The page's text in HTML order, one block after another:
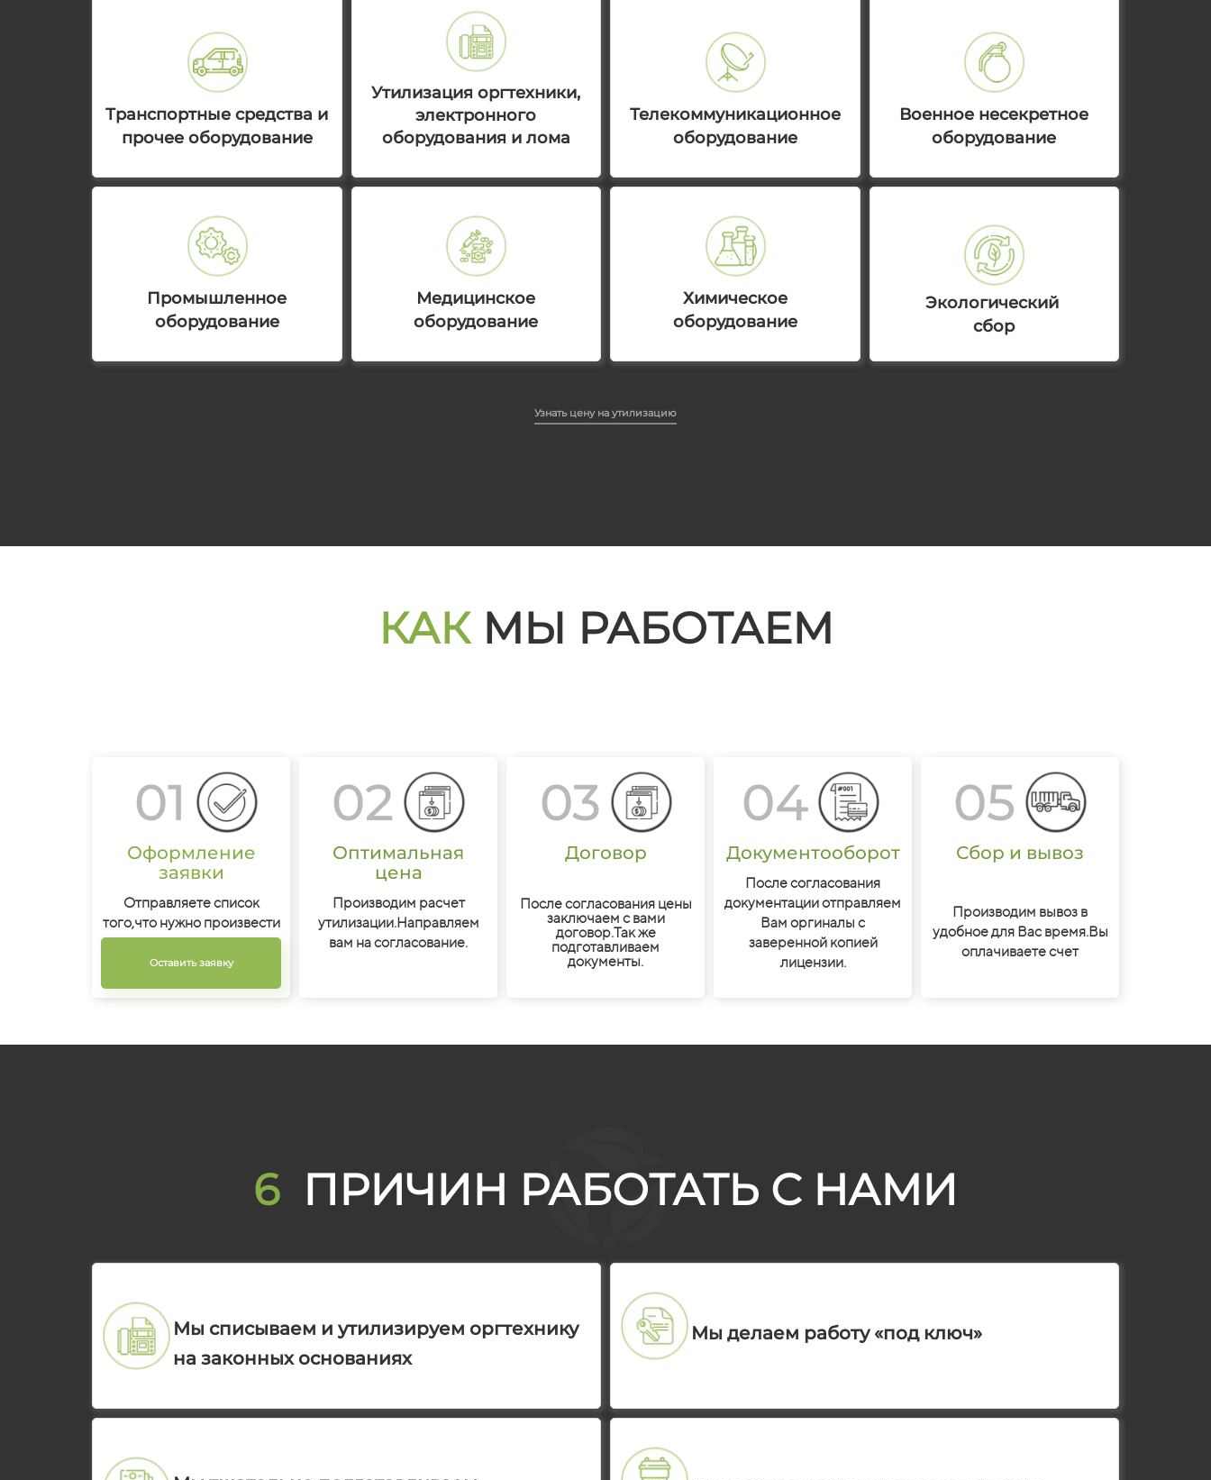
Транспортные средства и
прочее оборудование
Утилизация оргтехники,
электронного
оборудования и лома
Телекоммуникационное
оборудование
Военное несекретное
оборудование
Промышленное
оборудование
Медицинское
оборудование
Химическое
оборудование
Экологический
сбор
Узнать цену на утилизацию
КАК МЫ РАБОТАЕМ
01
Оформление
заявки
Отправляете список
того,что нужно произвести
Оставить заявку
02
Оптимальная
цена
Производим расчет
утилизации.Направляем
вам на согласование.
03
Договор
После согласования цены
заключаем с вами
договор.Так же
подготавливаем
документы.
04
Документооборот
После согласования
документации отправляем
Вам оргиналы с
заверенной копией
лицензии.
05
Сбор и вывоз
Производим вывоз в
удобное для Вас время.Вы
оплачиваете счет
6 ПРИЧИН РАБОТАТЬ С НАМИ
Мы списываем и утилизируем оргтехнику
на законных основаниях
Мы делаем работу «под ключ»